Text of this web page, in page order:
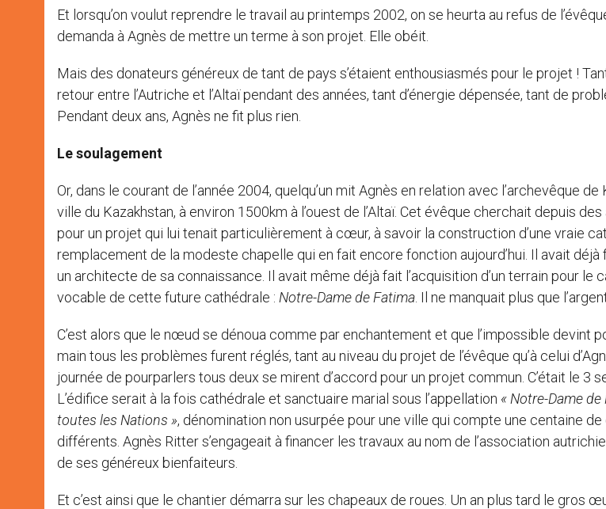
Et lorsqu’on voulut reprendre le travail au printemps 2002, on se heurta au refus de
demanda à Agnès de mettre un terme à son projet. Elle obéit.
Mais des donateurs généreux de tant de pays s’étaient enthousiasmés pour le projet !
retour entre l’Autriche et l’Altaï pendant des années, tant d’énergie dépensée, tant de
Pendant deux ans, Agnès ne fit plus rien.
Le soulagement
Or, dans le courant de l’année 2004, quelqu’un mit Agnès en relation avec l’archevêque
ville du Kazakhstan, à environ 1500km à l’ouest de l’Altaï. Cet évêque cherchait depuis
pour un projet qui lui tenait particulièrement à cœur, à savoir la construction d’une vraie
remplacement de la modeste chapelle qui en fait encore fonction aujourd’hui. Il avait
un architecte de sa connaissance. Il avait même déjà fait l’acquisition d’un terrain pour le
vocable de cette future cathédrale : Notre-Dame de Fatima . Il ne manquait plus que
C’est alors que le nœud se dénoua comme par enchantement et que l’impossible devint
main tous les problèmes furent réglés, tant au niveau du projet de l’évêque qu’à celui
journée de pourparlers tous deux se mirent d’accord pour un projet commun. C’était le 3
L’édifice serait à la fois cathédrale et sanctuaire marial sous l’appellation « Notre-Dame
toutes les Nations », dénomination non usurpée pour une ville qui compte une centaine
différents. Agnès Ritter s’engageait à financer les travaux au nom de l’association
de ses généreux bienfaiteurs.
Et c’est ainsi que le chantier démarra sur les chapeaux de roues. Un an plus tard le gros